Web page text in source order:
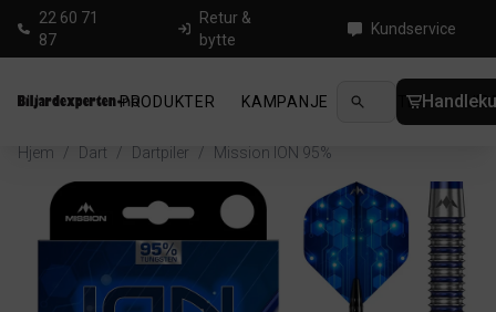
22 60 71
87
Retur &
bytte
Kundservice
PRODUKTER KAMPANJE NYHETER
Hjem / Dart / Dartpiler / Mission ION 95%